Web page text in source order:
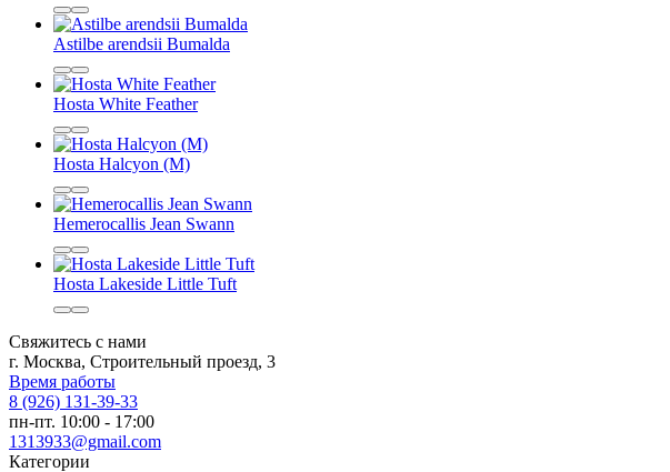
Astilbe arendsii Bumalda
Hosta White Feather
Hosta Halcyon (M)
Hemerocallis Jean Swann
Hosta Lakeside Little Tuft
Свяжитесь с нами
г. Москва, Строительный проезд, 3
Время работы
8 (926) 131-39-33
пн-пт. 10:00 - 17:00
1313933@gmail.com
Категории